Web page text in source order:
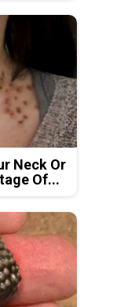
Neck Or
Of...